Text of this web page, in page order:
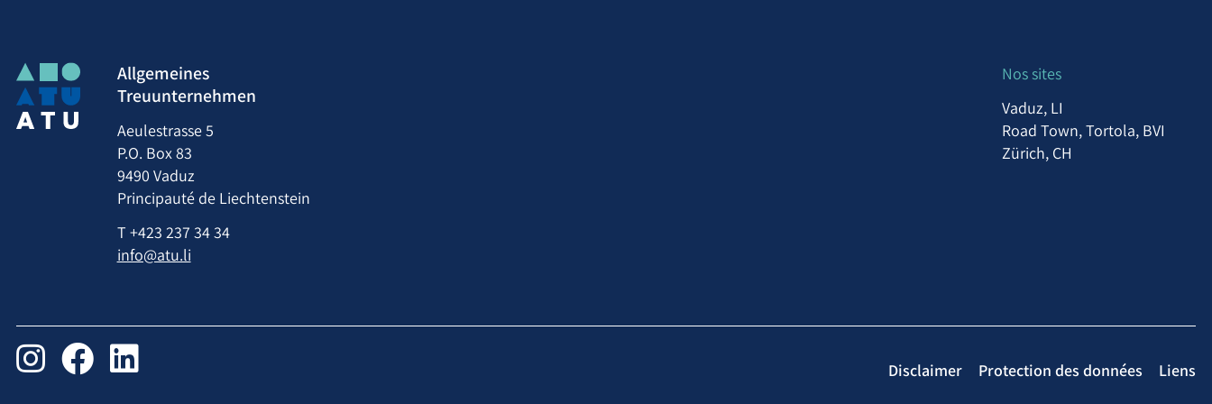
Allgemeines
Treuunternehmen
Aeulestrasse 5
P.O. Box 83
9490 Vaduz
Principauté de Liechtenstein
T +423 237 34 34
info@atu.li
Nos sites
Vaduz, LI
Road Town, Tortola, BVI
Zürich, CH
Disclaimer Protection des données Liens